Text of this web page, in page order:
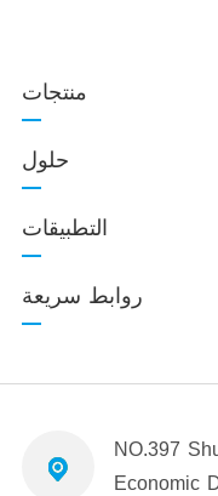
منتجات
حلول
التطبيقات
روابط سريعة
NO.397
Economic